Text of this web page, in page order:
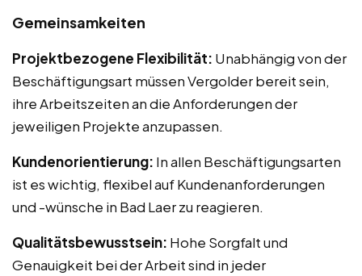
Gemeinsamkeiten
Projektbezogene Flexibilität: Unabhängig von der
Beschäftigungsart müssen Vergolder bereit sein,
ihre Arbeitszeiten an die Anforderungen der
jeweiligen Projekte anzupassen.
Kundenorientierung: In allen Beschäftigungsarten
ist es wichtig, flexibel auf Kundenanforderungen
und -wünsche in Bad Laer zu reagieren.
Qualitätsbewusstsein: Hohe Sorgfalt und
Genauigkeit bei der Arbeit sind in jeder